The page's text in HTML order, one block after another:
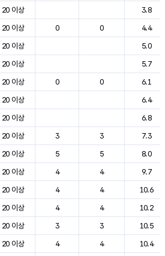
20 이상
3.8
20 이상 0 0
4.4
20 이상
5.0
20 이상
5.7
20 이상 0 0
6.1
20 이상
6.4
20 이상
6.8
20 이상 3 3
7.3
20 이상 5 5
8.0
20 이상 4 4
9.7
20 이상 4 4
10.6
20 이상 4 4
10.2
20 이상 3 3
10.5
20 이상 4 4
10.4